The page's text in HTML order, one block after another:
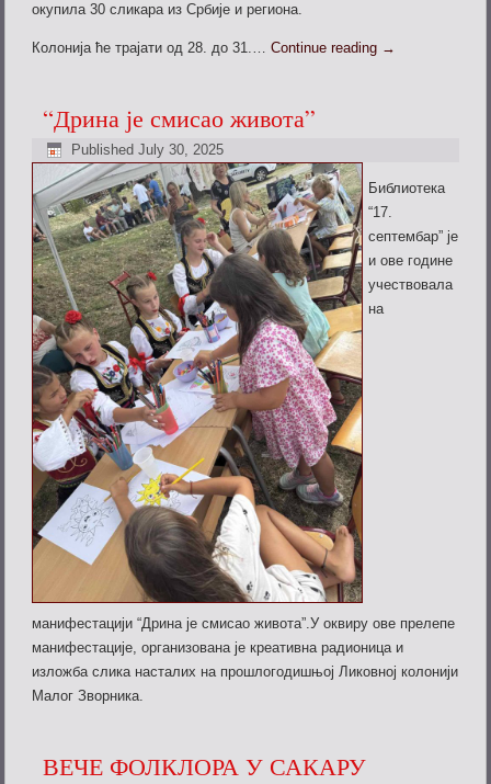
окупила 30 сликара из Србије и региона.
Колонија ће трајати од 28. до 31.…Continue reading →
“Дрина је смисао живота”
Published July 30, 2025
Библиотека
“17.
септембар” је
и ове године
учествовала
на
манифестацији “Дрина је смисао живота”.У оквиру ове прелепе
манифестације, организована је креативна радионица и
изложба слика насталих на прошлогодишњој Ликовној колонији
Малог Зворника.
ВЕЧЕ ФОЛКЛОРА У САКАРУ